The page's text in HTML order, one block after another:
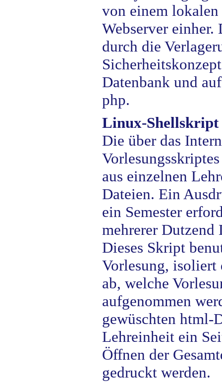
von einem
Webserver
durch die
Datenbank und
php.
Linux-Shellskript
Die über das
aus einzelnen
Dateien. Ein
ein Semester
mehrerer Dutzend
Dieses Skript
Vorlesung, isoliert
ab, welche
aufgenommen
gewüschten html-
Lehreinheit ein
Öffnen der
gedruckt werden.